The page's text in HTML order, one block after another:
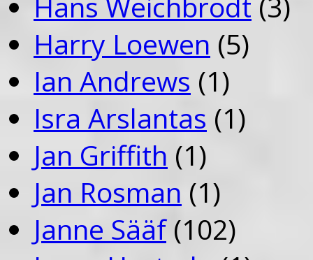
Harry Loewen (5)
Ian Andrews (1)
Isra Arslantas (1)
Jan Griffith (1)
Jan Rosman (1)
Janne Sääf(102)